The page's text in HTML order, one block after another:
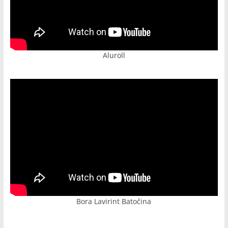
Aluroll
Bora Lavirint Batočina